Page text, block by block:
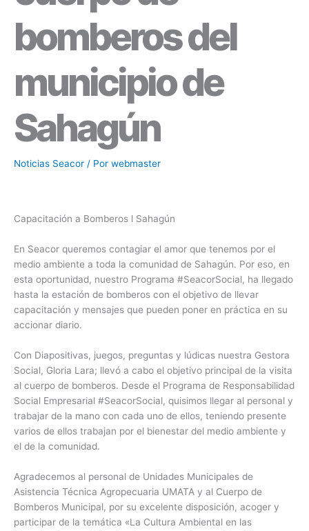
bomberos del
municipio de
Sahagún
Noticias Seacor / Por webmaster
Capacitación a Bomberos l Sahagún
En Seacor queremos contagiar el amor que tenemos por el
medio ambiente a toda la comunidad de Sahagún. Por eso, en
esta oportunidad, nuestro Programa #SeacorSocial, ha llegado
hasta la estación de bomberos con el objetivo de llevar
capacitación y mensajes que pueden poner en práctica en su
accionar diario.
Con Diapositivas, juegos, preguntas y lúdicas nuestra Gestora
Social, Gloria Lara; llevó a cabo el objetivo principal de la visita
al cuerpo de bomberos. Desde el Programa de Responsabilidad
Social Empresarial #SeacorSocial, quisimos llegar al personal y
trabajar de la mano con cada uno de ellos, teniendo presente
varios de ellos trabajan por el bienestar del medio ambiente y
el de la comunidad.
Agradecemos al personal de Unidades Municipales de
Asistencia Técnica Agropecuaria UMATA y al Cuerpo de
Bomberos Municipal, por su excelente disposición, acoger y
participar de la temática «La Cultura Ambiental en las